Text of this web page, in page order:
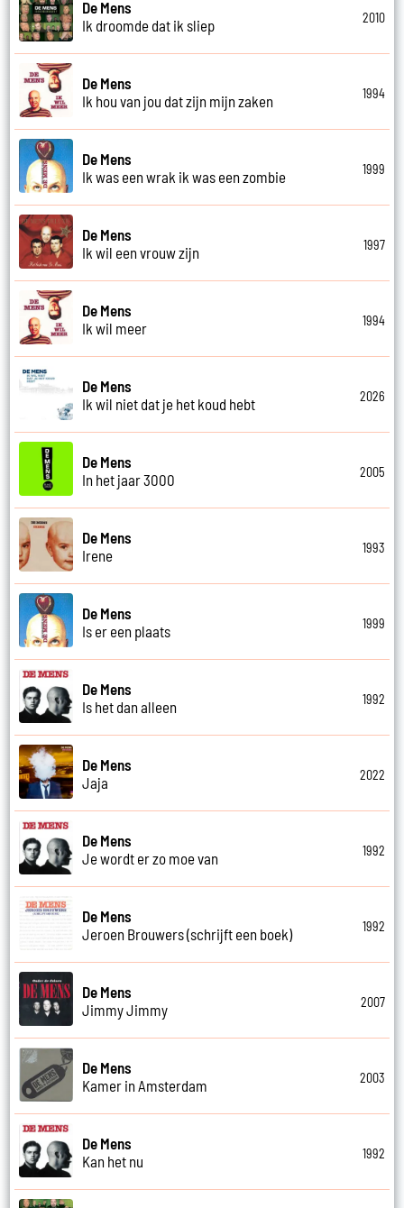
De Mens
Ik droomde dat ik sliep
2010
De Mens
Ik hou van jou dat zijn mijn zaken
1994
De Mens
Ik was een wrak ik was een zombie
1999
De Mens
Ik wil een vrouw zijn
1997
De Mens
Ik wil meer
1994
De Mens
Ik wil niet dat je het koud hebt
2026
De Mens
In het jaar 3000
2005
De Mens
Irene
1993
De Mens
Is er een plaats
1999
De Mens
Is het dan alleen
1992
De Mens
Jaja
2022
De Mens
Je wordt er zo moe van
1992
De Mens
Jeroen Brouwers (schrijft een boek)
1992
De Mens
Jimmy Jimmy
2007
De Mens
Kamer in Amsterdam
2003
De Mens
Kan het nu
1992